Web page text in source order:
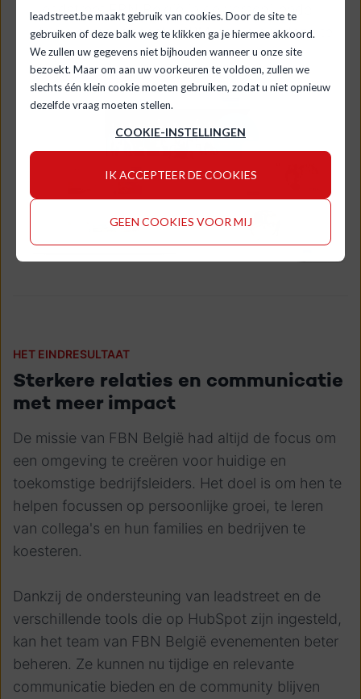
leadstreet.be maakt gebruik van cookies. Door de site te
gebruiken of deze balk weg te klikken ga je hiermee akkoord.
We zullen uw gegevens niet bijhouden wanneer u onze site
bezoekt. Maar om aan uw voorkeuren te voldoen, zullen we
slechts één klein cookie moeten gebruiken, zodat u niet opnieuw
dezelfde vraag moeten stellen.
COOKIE-INSTELLINGEN
IK ACCEPTEER DE COOKIES
GEEN COOKIES VOOR MIJ
leadstreet FBN België in de verschillende
tools en aangepaste CRM-setup om deze te
blijven maximaliseren.
HET EINDRESULTAAT
Sterkere relaties en communicatie
met meer impact
De missie van FBN België had altijd de focus om
een omgeving te creëren voor huidige en
toekomstige bedrijfsleiders. Het doel is om hen te
helpen focussen op persoonlijke groei, te leren
van collega's en hun families en bedrijven te
koesteren.
Dankzij de ondersteuning van leadstreet en de
verschillende tools die op HubSpot zijn ingesteld,
kan het team van FBN België evenementen beter
beheren. Ze kunnen nu tijdige en relevante
communicatie bieden en de community blijven